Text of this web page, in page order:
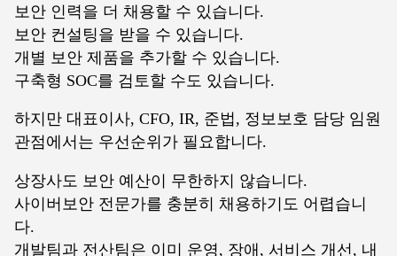
보안 인력을 더 채용할 수 있습니다.
보안 컨설팅을 받을 수 있습니다.
개별 보안 제품을 추가할 수 있습니다.
구축형 SOC를 검토할 수도 있습니다.
하지만 대표이사, CFO, IR, 준법, 정보보호 담당 임원
관점에서는 우선순위가 필요합니다.
상장사도 보안 예산이 무한하지 않습니다.
사이버보안 전문가를 충분히 채용하기도 어렵습니
다.
개발팀과 전산팀은 이미 운영, 장애, 서비스 개선, 내